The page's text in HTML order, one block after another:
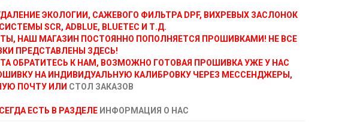
ЭКОЛОГИИ, САЖЕВОГО ФИЛЬТРА DPF, ВИХРЕВЫХ ЗАСЛОНОК
SCR, ADBLUE, BLUETEC И Т.Д.
НАШ МАГАЗИН ПОСТОЯННО ПОПОЛНЯЕТСЯ ПРОШИВКАМИ! НЕ ВСЕ
ПРЕДСТАВЛЕНЫ ЗДЕСЬ!
ОБРАТИТЕСЬ К НАМ, ВОЗМОЖНО ГОТОВАЯ ПРОШИВКА УЖЕ У НАС
НА ИНДИВИДУАЛЬНУЮ КАЛИБРОВКУ ЧЕРЕЗ МЕССЕНДЖЕРЫ,
ПОЧТУ ИЛИ СТОЛ ЗАКАЗОВ
ЕСТЬ В РАЗДЕЛЕ ИНФОРМАЦИЯ О НАС